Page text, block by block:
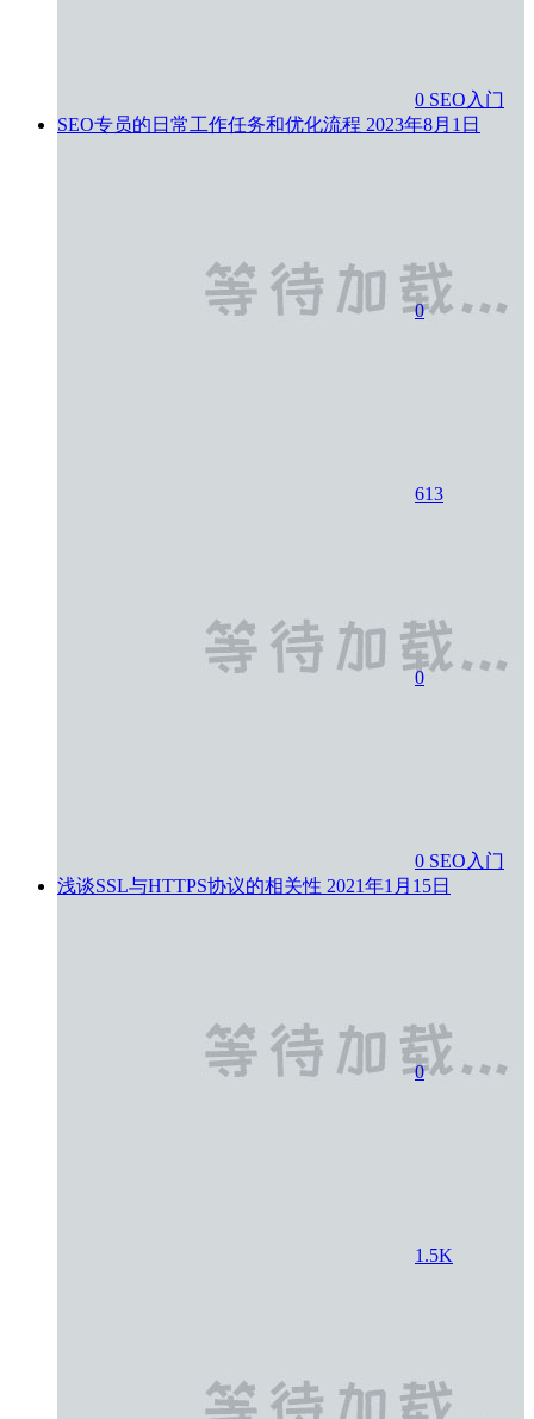
0 SEO入门
SEO专员的日常工作任务和优化流程 2023年8月1日
0
613
0
0 SEO入门
浅谈SSL与HTTPS协议的相关性 2021年1月15日
0
1.5K